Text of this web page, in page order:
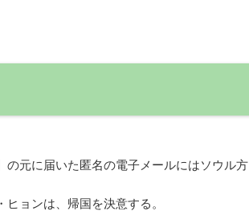
元に届いた匿名の電子メールにはソウル方
ョンは、帰国を決意する。